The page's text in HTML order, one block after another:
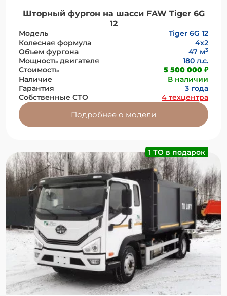
Шторный фургон на шасси FAW Tiger 6G
12
Модель
Tiger 6G 12
Колесная формула
4х2
Объем фургона
47 м3
Мощность двигателя
180 л.с.
Стоимость
5 500 000 ₽
Наличие
В наличии
Гарантия
3 года
Собственные СТО
4 техцентра
Подробнее о модели
1 ТО в подарок